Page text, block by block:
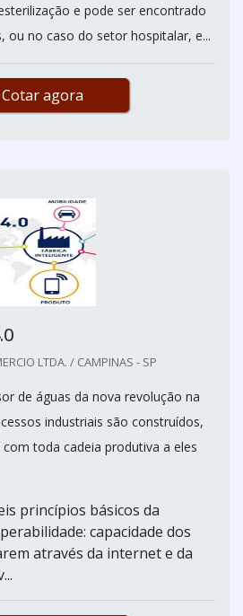
e pode ser encontrado
ou no caso do setor hospitalar, e...
Cotar agora
LTDA. / CAMPINAS - SP
de águas da nova revolução na
industriais são construídos,
toda cadeia produtiva a eles
princípios básicos da
capacidade dos
através da internet e da